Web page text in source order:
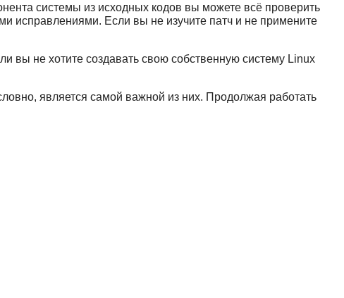
системы из исходных кодов вы можете всё проверить
исправлениями. Если вы не изучите патч и не примените
вы не хотите создавать свою собственную систему Linux
является самой важной из них. Продолжая работать